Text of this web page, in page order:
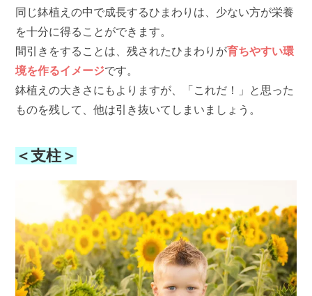
同じ鉢植えの中で成長するひまわりは、少ない方が栄養
を十分に得ることができます。
間引きをすることは、残されたひまわりが育ちやすい環
境を作るイメージです。
鉢植えの大きさにもよりますが、「これだ！」と思った
ものを残して、他は引き抜いてしまいましょう。
＜支柱＞